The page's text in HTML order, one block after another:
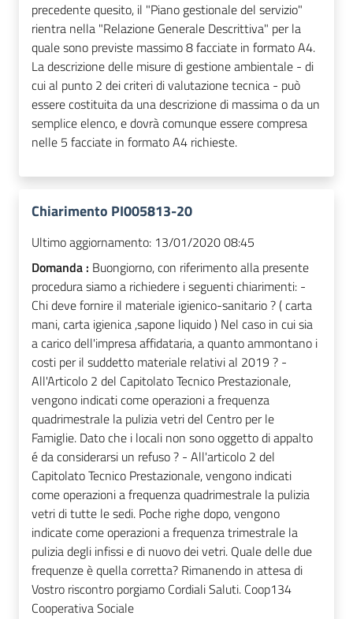
precedente quesito, il "Piano gestionale del servizio"
rientra nella "Relazione Generale Descrittiva" per la
quale sono previste massimo 8 facciate in formato A4.
La descrizione delle misure di gestione ambientale - di
cui al punto 2 dei criteri di valutazione tecnica - può
essere costituita da una descrizione di massima o da un
semplice elenco, e dovrà comunque essere compresa
nelle 5 facciate in formato A4 richieste.
Chiarimento PI005813-20
Ultimo aggiornamento: 13/01/2020 08:45
Domanda : Buongiorno, con riferimento alla presente
procedura siamo a richiedere i seguenti chiarimenti: -
Chi deve fornire il materiale igienico-sanitario ? ( carta
mani, carta igienica ,sapone liquido ) Nel caso in cui sia
a carico dell'impresa affidataria, a quanto ammontano i
costi per il suddetto materiale relativi al 2019 ? -
All'Articolo 2 del Capitolato Tecnico Prestazionale,
vengono indicati come operazioni a frequenza
quadrimestrale la pulizia vetri del Centro per le
Famiglie. Dato che i locali non sono oggetto di appalto
é da considerarsi un refuso ? - All'articolo 2 del
Capitolato Tecnico Prestazionale, vengono indicati
come operazioni a frequenza quadrimestrale la pulizia
vetri di tutte le sedi. Poche righe dopo, vengono
indicate come operazioni a frequenza trimestrale la
pulizia degli infissi e di nuovo dei vetri. Quale delle due
frequenze è quella corretta? Rimanendo in attesa di
Vostro riscontro porgiamo Cordiali Saluti. Coop134
Cooperativa Sociale